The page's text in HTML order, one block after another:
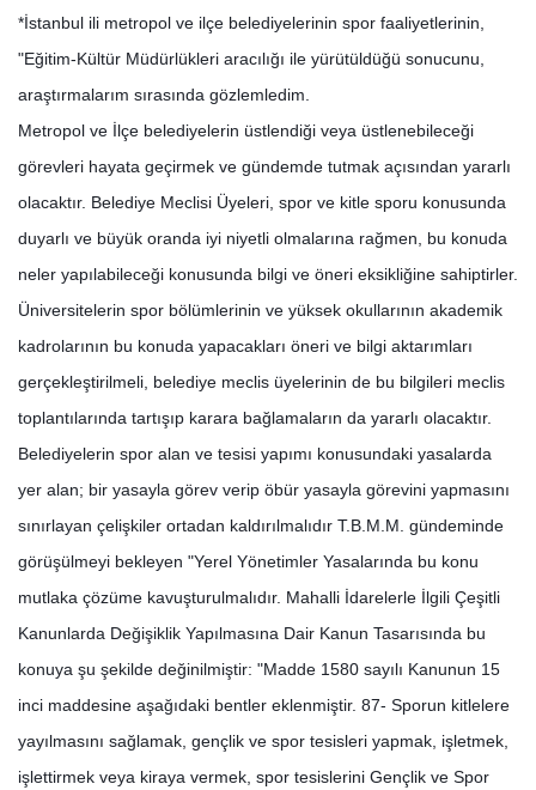
*İstanbul ili metropol ve ilçe belediyelerinin spor faaliyetlerinin,
"Eğitim-Kültür Müdürlükleri aracılığı ile yürütüldüğü sonucunu,
araştırmalarım sırasında gözlemledim.
Metropol ve İlçe belediyelerin üstlendiği veya üstlenebileceği
görevleri hayata geçirmek ve gündemde tutmak açısından yararlı
olacaktır. Belediye Meclisi Üyeleri, spor ve kitle sporu konusunda
duyarlı ve büyük oranda iyi niyetli olmalarına rağmen, bu konuda
neler yapılabileceği konusunda bilgi ve öneri eksikliğine sahiptirler.
Üniversitelerin spor bölümlerinin ve yüksek okullarının akademik
kadrolarının bu konuda yapacakları öneri ve bilgi aktarımları
gerçekleştirilmeli, belediye meclis üyelerinin de bu bilgileri meclis
toplantılarında tartışıp karara bağlamaların da yararlı olacaktır.
Belediyelerin spor alan ve tesisi yapımı konusundaki yasalarda
yer alan; bir yasayla görev verip öbür yasayla görevini yapmasını
sınırlayan çelişkiler ortadan kaldırılmalıdır T.B.M.M. gündeminde
görüşülmeyi bekleyen "Yerel Yönetimler Yasalarında bu konu
mutlaka çözüme kavuşturulmalıdır. Mahalli İdarelerle İlgili Çeşitli
Kanunlarda Değişiklik Yapılmasına Dair Kanun Tasarısında bu
konuya şu şekilde değinilmiştir: "Madde 1580 sayılı Kanunun 15
inci maddesine aşağıdaki bentler eklenmiştir. 87- Sporun kitlelere
yayılmasını sağlamak, gençlik ve spor tesisleri yapmak, işletmek,
işlettirmek veya kiraya vermek, spor tesislerini Gençlik ve Spor